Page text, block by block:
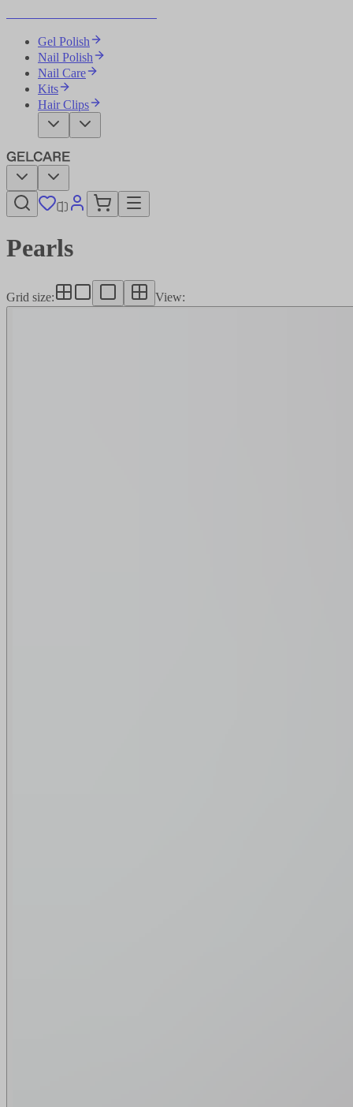
Gel Polish
Nail Polish
Nail Care
Kits
Hair Clips
Pearls​​​​‌ ‍ ​‍​‍‌‍ ‌ ​‍‌‍‍‌‌‍‌ ‌‍‍‌‌‍ ‍​‍​‍​ ‍‍​‍​‍‌ ​ ‌‍​‌‌‍ ‍‌‍‍‌‌ ‌​‌ ‍‌​‍ ‍‌‍‍‌‌‍ ​‍​‍​‍ ​​‍​‍‌‍‍​‌ ​‍‌‍‌‌‌‍‌‍​‍​‍​ ‍‍​‍​‍‌‍‍​‌ ‌​‌ ‌​‌ ​​‌ ​ ​ ‍‍​‍ ​‍ ‌‍‌ ‌‍‌‌‌‍ ​‌‍​ ‌‍​‌‌ ​‍‌‍‌‌​‍ ‍‌ ​ ‌‍​‌‌‍ ‍‌‍‍‌‌ ‌​‌ ‍‌​‍ ‍‌ ​ ‌ ‌​‌ ‌‌‌‍‌​‌‍‍‌‌‍ ​‍ ‌‍‍‌‌‍ ‍‌ ‌​‌‍‌‌‌‍ ‍‌ ‌​​‍ ‌‍‌‌‌‍‌​‌‍‍‌‌ ‌​​‍ ‌‍ ‌‌‍ ‌‍‌​‌‍‌‌​ ‌‌ ​​‌ ​‍‌‍‌‌‌ ​ ‌‍‌‌‌‍ ‍‌ ‌​‌‍​‌‌ ‌​‌‍‍‌‌‍ ‌‍ ‍​ ‍ ‌‍‍‌‌‍‌​​ ‌‌ ​ ‌‍‍​‌‍ ‌ ​​‌‍‍‌‌‍‌‍‌ ‍‌‌​​ ‌‍ ‌‍ ​‌‍ ​‌‍‌‌‌‍​ ‌ ‌​‌‍‍‌‌‍ ‌‍ ‍​‍ ‌​ ‌​​ ‌ ​ ​ ​ ​‌​ ‌​​ ‌ ​ ​ ​ ​‌​ ​​​ ​ ​ ‌ ​ ​ ​ ‍ ‌ ‌​‌ ‍‌‌ ​​‌‍‌‌​ ‌‌‍​ ‌‍ ‌‍ ​‌‍ ​‌‍‌‌‌‍​ ‌ ‌​‌‍‍‌‌‍ ‌‍ ‍​ ‍ ‌ ​​‌‍​‌‌ ‌​‌‍‍​​ ‌‌‍‍​‌‍‌‌‌ ​‍‌‍ ​‍ ‍‌ ‌​‌‍‍‌‌ ‌​‌‍ ​‌‍‌‌​‍‌‌​ ‌‌‌​​‍‌‌ ‌‍‍ ‌‍‌‌‌ ‍‌​‍‌‌​ ​ ‌​‌​​‍‌‌​ ​ ‌​‌​​‍‌‌​ ​‍​ ​‍‌‍‌‌‌‍ ‍​‍‌‌​ ​‍​ ​‍​‍‌‌​ ‌‌‌​‌​​‍ ‍‌ ‌‍‌‍​‌‌‍ ​‌ ‌‌‌‍‌‌​ ‌‍​‍‌‍​‌‌ ​ ‌‍‌‌‌‌‌‌‌ ​‍‌‍ ​​ ‌‌‍‍​‌ ‌​‌ ‌​‌ ​​‌ ​ ​‍‌‌​ ​ ‌​​‌​‍‌‌​ ​‍‌​‌‍​‍‌‌​ ​‍‌​‌‍‌‍‌ ‌‍‌‌‌‍ ​‌‍​ ‌‍​‌‌ ​‍‌‍‌‌​‍ ‍‌ ​ ‌‍​‌‌‍ ‍‌‍‍‌‌ ‌​‌ ‍‌​‍ ‍‌ ​ ‌ ‌​‌ ‌‌‌‍‌​‌‍‍‌‌‍ ​‍‌‍‌‍‍‌‌‍‌​​ ‌‌ ​ ‌‍‍​‌‍ ‌ ​​‌‍‍‌‌‍‌‍‌ ‍‌‌​​ ‌‍ ‌‍ ​‌‍ ​‌‍‌‌‌‍​ ‌ ‌​‌‍‍‌‌‍ ‌‍ ‍​‍ ‌​ ‌​​ ‌ ​ ​ ​ ​‌​ ‌​​ ‌ ​ ​ ​ ​‌​ ​​​ ​ ​ ‌ ​ ​ ​‍‌‍‌ ‌​‌ ‍‌‌ ​​‌‍‌‌​ ‌‌‍​ ‌‍ ‌‍ ​‌‍ ​‌‍‌‌‌‍​ ‌ ‌​‌‍‍‌‌‍ ‌‍ ‍​‍‌‍‌ ​​‌‍​‌‌ ‌​‌‍‍​​ ‌‌‍‍​‌‍‌‌‌ ​‍‌‍ ​‍ ‍‌ ‌​‌‍‍‌‌ ‌​‌‍ ​‌‍‌‌​‍‌‌​ ‌‌‌​​‍‌‌ ‌‍‍ ‌‍‌‌‌ ‍‌​‍‌‌​ ​ ‌​‌​​‍‌‌​ ​ ‌​‌​​‍‌‌​ ​‍​ ​‍‌‍‌‌‌‍ ‍​‍‌‌​ ​‍​ ​‍​‍‌‌​ ‌‌‌​‌​​‍ ‍‌ ‌‍‌‍​‌‌‍ ​‌ ‌‌‌‍‌‌​‍‌‍‌ ​​‌‍‌‌‌ ​‍‌ ​ ‌ ​​‌‍‌‌‌‍​ ‌ ‌​‌‍‍‌‌ ‌‍‌‍‌‌​ ‌‌ ​​‌ ‌‌‌‍​‍‌‍ ​‌‍‍‌‌ ​ ‌‍‍​‌‍‌‌‌‍‌​​‍​‍‌ ‌
Grid size: View: